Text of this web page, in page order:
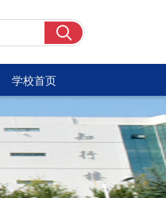
学校首页